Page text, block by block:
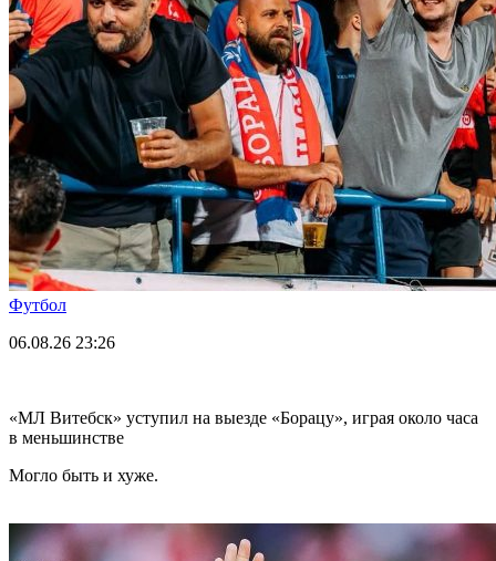
Футбол
06.08.26 23:26
«МЛ Витебск» уступил на выезде «Борацу», играя около часа
в меньшинстве
Могло быть и хуже.